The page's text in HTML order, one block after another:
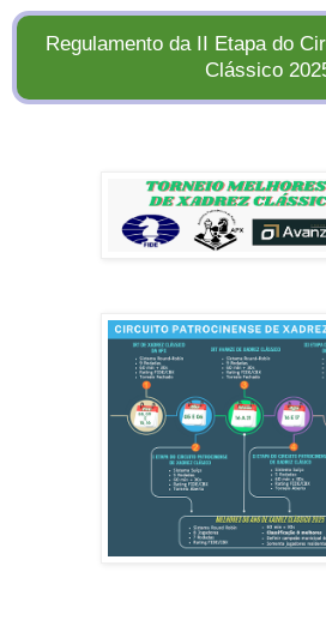
Regulamento da II Etapa do
Clássico